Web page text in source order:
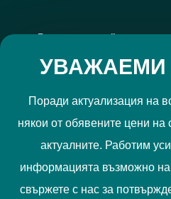
УВАЖАЕМИ
Поради актуализация на
някои от обявените цени на
актуалните. Работим
информацията възможно
свържете с нас за
Регистрирай се за
Прочетох и приемам